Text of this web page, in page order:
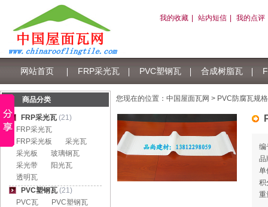
网站首页 FRP采光瓦 PVC塑钢瓦 合成树脂瓦
树脂瓦积分
我的收藏 站内短信 我的点评
编
单
积
重
您现在的位置： 中国屋面瓦网 > PVC防腐瓦规格
商品分类
FRP采光瓦 (21)
FRP采光瓦
FRP采光板
采光瓦
采光板
玻璃钢瓦
采光带
阳光瓦
透明瓦
PVC塑钢瓦 (21)
PVC瓦
PVC塑钢瓦